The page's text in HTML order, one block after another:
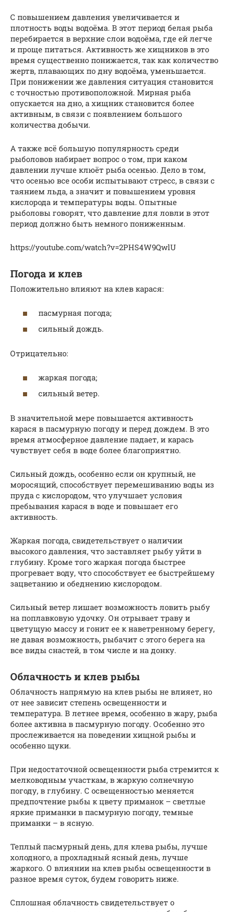
С повышением давления увеличивается и
плотность воды водоёма. В этот период белая рыба
перебирается в верхние слои водоёма, где ей легче
и проще питаться. Активность же хищников в это
время существенно понижается, так как количество
жертв, плавающих по дну водоёма, уменьшается.
При понижении же давления ситуация становится
с точностью противоположной. Мирная рыба
опускается на дно, а хищник становится более
активным, в связи с появлением большого
количества добычи.
А также всё большую популярность среди
рыболовов набирает вопрос о том, при каком
давлении лучше клюёт рыба осенью. Дело в том,
что осенью все особи испытывают стресс, в связи с
таянием льда, а значит и повышением уровня
кислорода и температуры воды. Опытные
рыболовы говорят, что давление для ловли в этот
период должно быть немного пониженным.
https://youtube.com/watch?v=2PHS4W9QwlU
Погода и клев
Положительно влияют на клев карася:
пасмурная погода;
сильный дождь.
Отрицательно:
жаркая погода;
сильный ветер.
В значительной мере повышается активность
карася в пасмурную погоду и перед дождем. В это
время атмосферное давление падает, и карась
чувствует себя в воде более благоприятно.
Сильный дождь, особенно если он крупный, не
моросящий, способствует перемешиванию воды из
пруда с кислородом, что улучшает условия
пребывания карася в воде и повышает его
активность.
Жаркая погода, свидетельствует о наличии
высокого давления, что заставляет рыбу уйти в
глубину. Кроме того жаркая погода быстрее
прогревает воду, что способствует ее быстрейшему
зацветанию и обеднению кислородом.
Сильный ветер лишает возможность ловить рыбу
на поплавковую удочку. Он отрывает траву и
цветущую массу и гонит ее к наветренному берегу,
не давая возможность, рыбачит с этого берега на
все виды снастей, в том числе и на донку.
Облачность и клев рыбы
Облачность напрямую на клев рыбы не влияет, но
от нее зависит степень освещенности и
температура. В летнее время, особенно в жару, рыба
более активна в пасмурную погоду. Особенно это
прослеживается на поведении хищной рыбы и
особенно щуки.
При недостаточной освещенности рыба стремится к
мелководным участкам, в жаркую солнечную
погоду, в глубину. С освещенностью меняется
предпочтение рыбы к цвету приманок – светлые
яркие приманки в пасмурную погоду, темные
приманки – в ясную.
Теплый пасмурный день, для клева рыбы, лучше
холодного, а прохладный ясный день, лучше
жаркого. О влиянии на клев рыбы освещенности в
разное время суток, будем говорить ниже.
Сплошная облачность свидетельствует о